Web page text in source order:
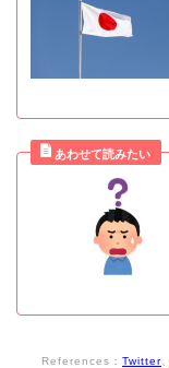
References： Twitter